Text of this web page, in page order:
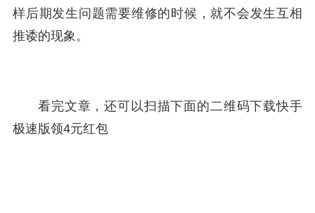
样后期发生问题需要维修的时候，就不会发生互相
推诿的现象。
看完文章，还可以扫描下面的二维码下载快手
极速版领4元红包